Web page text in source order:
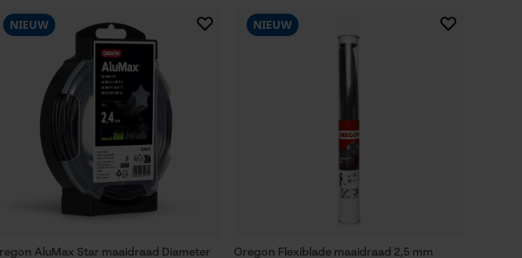
AluMax Star maaidraad Diameter
NIEUW
Oregon Flexiblade maaidraad 2,5 mm
NIEUW